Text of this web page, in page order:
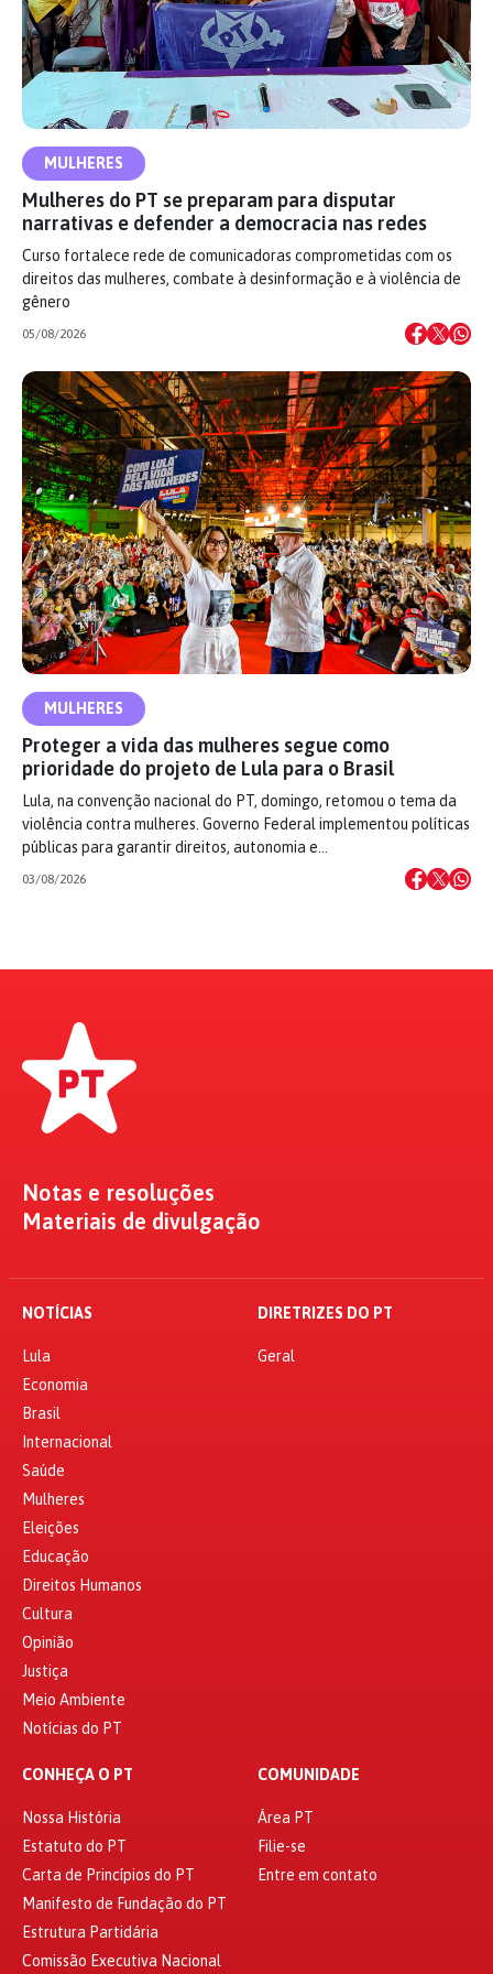
MULHERES
Mulheres do PT se preparam para disputar
narrativas e defender a democracia nas redes
Curso fortalece rede de comunicadoras comprometidas com os
direitos das mulheres, combate à desinformação e à violência de
gênero
05/08/2026
MULHERES
Proteger a vida das mulheres segue como
prioridade do projeto de Lula para o Brasil
Lula, na convenção nacional do PT, domingo, retomou o tema da
violência contra mulheres. Governo Federal implementou políticas
públicas para garantir direitos, autonomia e…
03/08/2026
Notas e resoluções
Materiais de divulgação
NOTÍCIAS
Lula
Economia
Brasil
Internacional
Saúde
Mulheres
Eleições
Educação
Direitos Humanos
Cultura
Opinião
Justiça
Meio Ambiente
Notícias do PT
DIRETRIZES DO PT
Geral
CONHEÇA O PT
Nossa História
Estatuto do PT
Carta de Princípios do PT
Manifesto de Fundação do PT
Estrutura Partidária
Comissão Executiva Nacional
COMUNIDADE
Área PT
Filie-se
Entre em contato